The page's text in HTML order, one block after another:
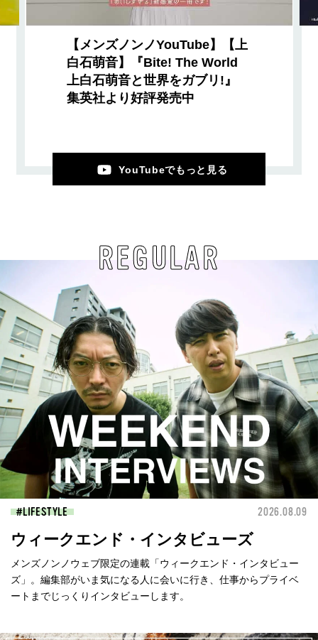
【メンズノンノYouTube】【上
白石萌音】『Bite! The World
上白石萌音と世界をガブリ!』
集英社より好評発売中
YouTubeでもっと見る
REGULAR
LIFESTYLE 2026.08.09
ウィークエンド・インタビューズ
メンズノンノウェブ限定の連載「ウィークエンド・インタビュー
ズ」。編集部がいま気になる人に会いに行き、仕事からプライベ
ートまでじっくりインタビューします。